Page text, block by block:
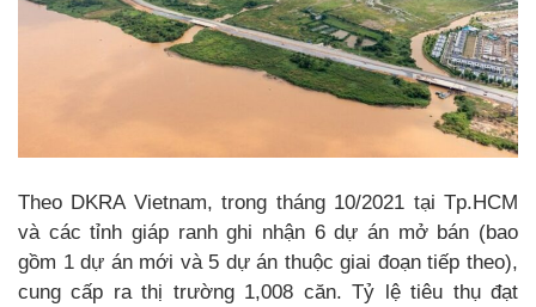
Theo DKRA Vietnam, trong tháng 10/2021 tại Tp.HCM
và các tỉnh giáp ranh ghi nhận 6 dự án mở bán (bao
gồm 1 dự án mới và 5 dự án thuộc giai đoạn tiếp theo),
cung cấp ra thị trường 1,008 căn. Tỷ lệ tiêu thụ đạt